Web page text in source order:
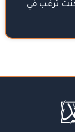
كنت ترغب في